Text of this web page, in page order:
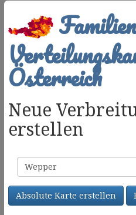
Österreich
Neue
erstellen
Familienname
Absolute Karte erstellen